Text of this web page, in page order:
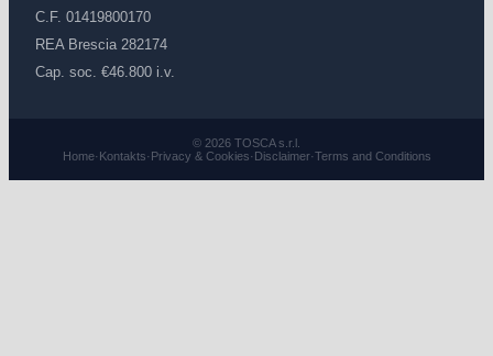
C.F. 01419800170
REA Brescia 282174
Cap. soc. €46.800 i.v.
© 2026 TOSCA s.r.l.
Home·Kontakts·Privacy & Cookies·Disclaimer·Terms and Conditions